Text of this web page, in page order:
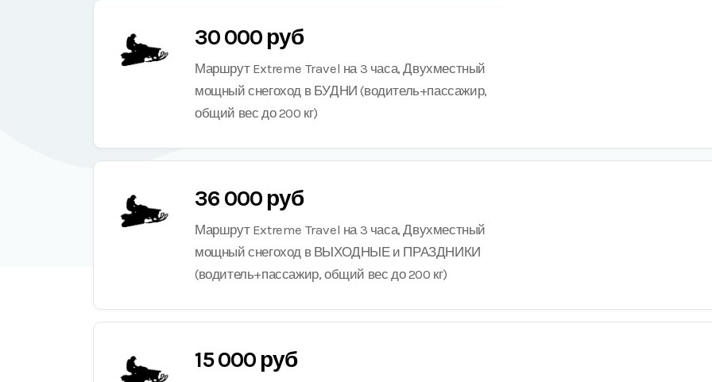
30 000 руб
Маршрут Extreme Travel на 3 часа, Двухместный
мощный снегоход в БУДНИ (водитель+пассажир,
общий вес до 200 кг)
36 000 руб
Маршрут Extreme Travel на 3 часа, Двухместный
мощный снегоход в ВЫХОДНЫЕ и ПРАЗДНИКИ
(водитель+пассажир, общий вес до 200 кг)
15 000 руб